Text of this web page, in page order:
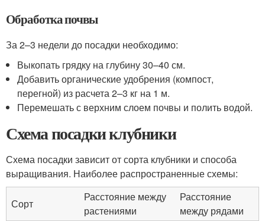
Обработка почвы
За 2–3 недели до посадки необходимо:
Выкопать грядку на глубину 30–40 см.
Добавить органические удобрения (компост,
перегной) из расчета 2–3 кг на 1 м.
Перемешать с верхним слоем почвы и полить водой.
Схема посадки клубники
Схема посадки зависит от сорта клубники и способа
выращивания. Наиболее распространенные схемы:
Сорт
Расстояние между
растениями
Расстояние
между рядами